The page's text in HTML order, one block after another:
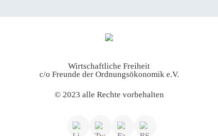
Wirtschaftliche Freiheit
c/o Freunde der Ordnungsökonomik e.V.
© 2023 alle Rechte vorbehalten